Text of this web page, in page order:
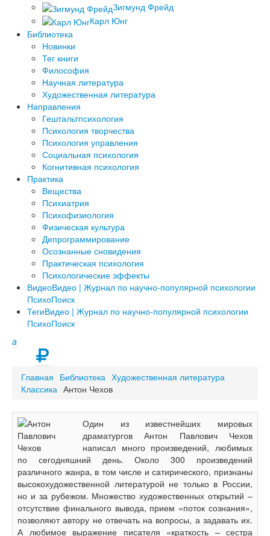
Зигмунд Фрейд
Карл Юнг
Библиотека
Новинки
Тег книги
Философия
Научная литература
Художественная литература
Направления
Гештальтпсихология
Психология творчества
Психология управления
Социальная психология
Когнитивная психология
Практика
Вещества
Психиатрия
Психофизиология
Физическая культура
Депрограммирование
Осознанные сновидения
Практическая психология
Психологические эффекты
ВидеоВидео | Журнал по научно-популярной психологии
ПсихоПоиск
ТегиВидео | Журнал по научно-популярной психологии
ПсихоПоиск
a
Главная Библиотека Художественная литература
Классика Антон Чехов
Один из известнейших мировых
драматургов Антон Павлович Чехов
написал много произведений, любимых
по сегодняшний день. Около 300 произведений
различного жанра, в том числе и сатирического, признаны
высокохудожественной литературой не только в России,
но и за рубежом. Множество художественных открытий –
отсутствие финального вывода, прием «поток сознания»,
позволяют автору не отвечать на вопросы, а задавать их.
А любимое выражение писателя «краткость – сестра